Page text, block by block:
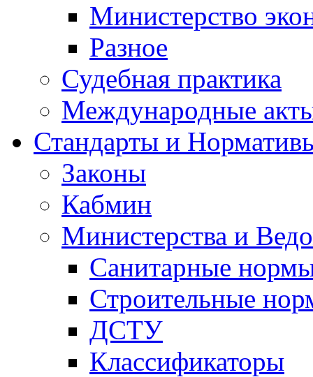
Министерство
Разное
Судебная практика
Международные
Стандарты и
Законы
Кабмин
Министерства и
Санитарные
Строительные
ДСТУ
Классификаторы